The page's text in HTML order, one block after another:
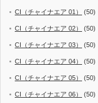
CI（チャイナエア 01） (50)
CI（チャイナエア 02） (50)
CI（チャイナエア 03） (50)
CI（チャイナエア 04） (50)
CI（チャイナエア 05） (50)
CI（チャイナエア 06） (50)